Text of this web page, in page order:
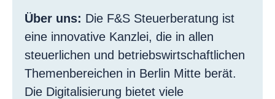
Über uns: Die F&S Steuerberatung ist
eine innovative Kanzlei, die in allen
steuerlichen und betriebswirtschaftlichen
Themenbereichen in Berlin Mitte berät.
Die Digitalisierung bietet viele